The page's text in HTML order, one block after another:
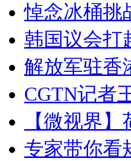
悼念冰桶挑
韩国议会打
解放军驻香
CGTN记者
【微视界
专家带你看